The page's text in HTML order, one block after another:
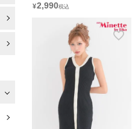
バドレス （れいたぴ着用/M~Lサイ
¥2,990